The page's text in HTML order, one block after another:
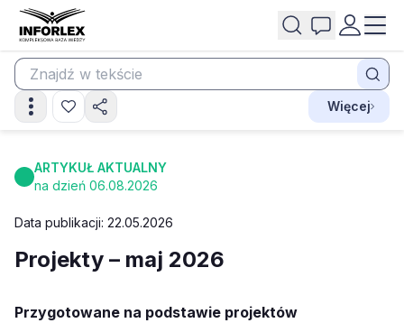
Więcej
ARTYKUŁ AKTUALNY
na dzień 06.08.2026
Data publikacji: 22.05.2026
Projekty – maj 2026
Przygotowane na podstawie projektów